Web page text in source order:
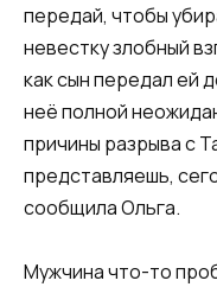
передай, чтобы
невестку злобный
как сын передал ей
неё полной
причины разрыва с
представляешь,
сообщила Ольга.
Мужчина что-то